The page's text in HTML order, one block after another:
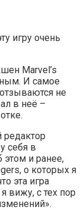
Marvel’s
И самое
не
в неё –
себя в
и ранее,
о которых я
эта игра
вижу, с тех пор